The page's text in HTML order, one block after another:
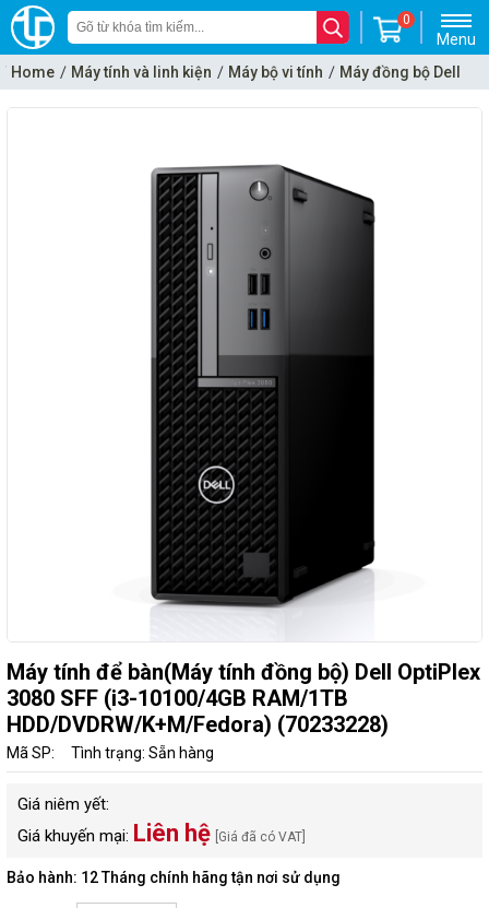
Menu
0
Home Máy tính và linh kiện Máy bộ vi tính Máy đồng bộ Dell
Máy tính để bàn(Máy tính đồng bộ) Dell OptiPlex
3080 SFF (i3-10100/4GB RAM/1TB
HDD/DVDRW/K+M/Fedora) (70233228)
Mã SP: Tình trạng: Sẵn hàng
Giá niêm yết:
Giá khuyến mại: Liên hệ [Giá đã có VAT]
Bảo hành: 12 Tháng chính hãng tận nơi sử dụng